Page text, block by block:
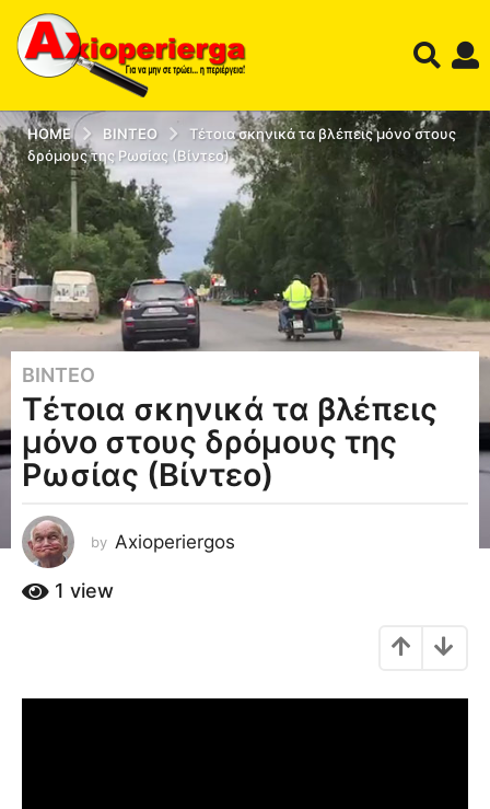
HOME ΒΊΝΤΕΟ
Τέτοια σκηνικά τα βλέπεις μόνο στους
δρόμους της Ρωσίας (Βίντεο)
9
έ
η
a
o
8
έ
ΒΊΝΤΕΟ
Τέτοια σκηνικά τα βλέπεις
μόνο στους δρόμους της
Ρωσίας (Βίντεο)
by Axioperiergos
1 view